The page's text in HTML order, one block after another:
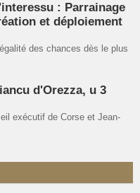
: Parrainage
et déploiement
des chances dès le plus
d'Orezza, u 3
exécutif de Corse et Jean-